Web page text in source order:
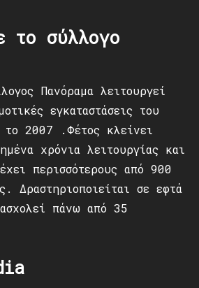
το σύλλογο
Πανόραμα λειτουργεί
εγκαταστάσεις του
το 2007 .Φέτος κλείνει
χρόνια λειτουργίας και
περισσότερους από 900
Δραστηριοποιείται σε εφτά
πάνω από 35